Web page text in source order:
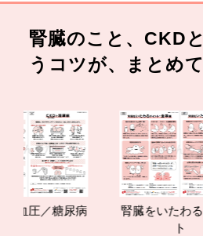
腎臓のこと、CKD
うコツが、まとめ
／糖尿病
腎臓をいたわるポイ